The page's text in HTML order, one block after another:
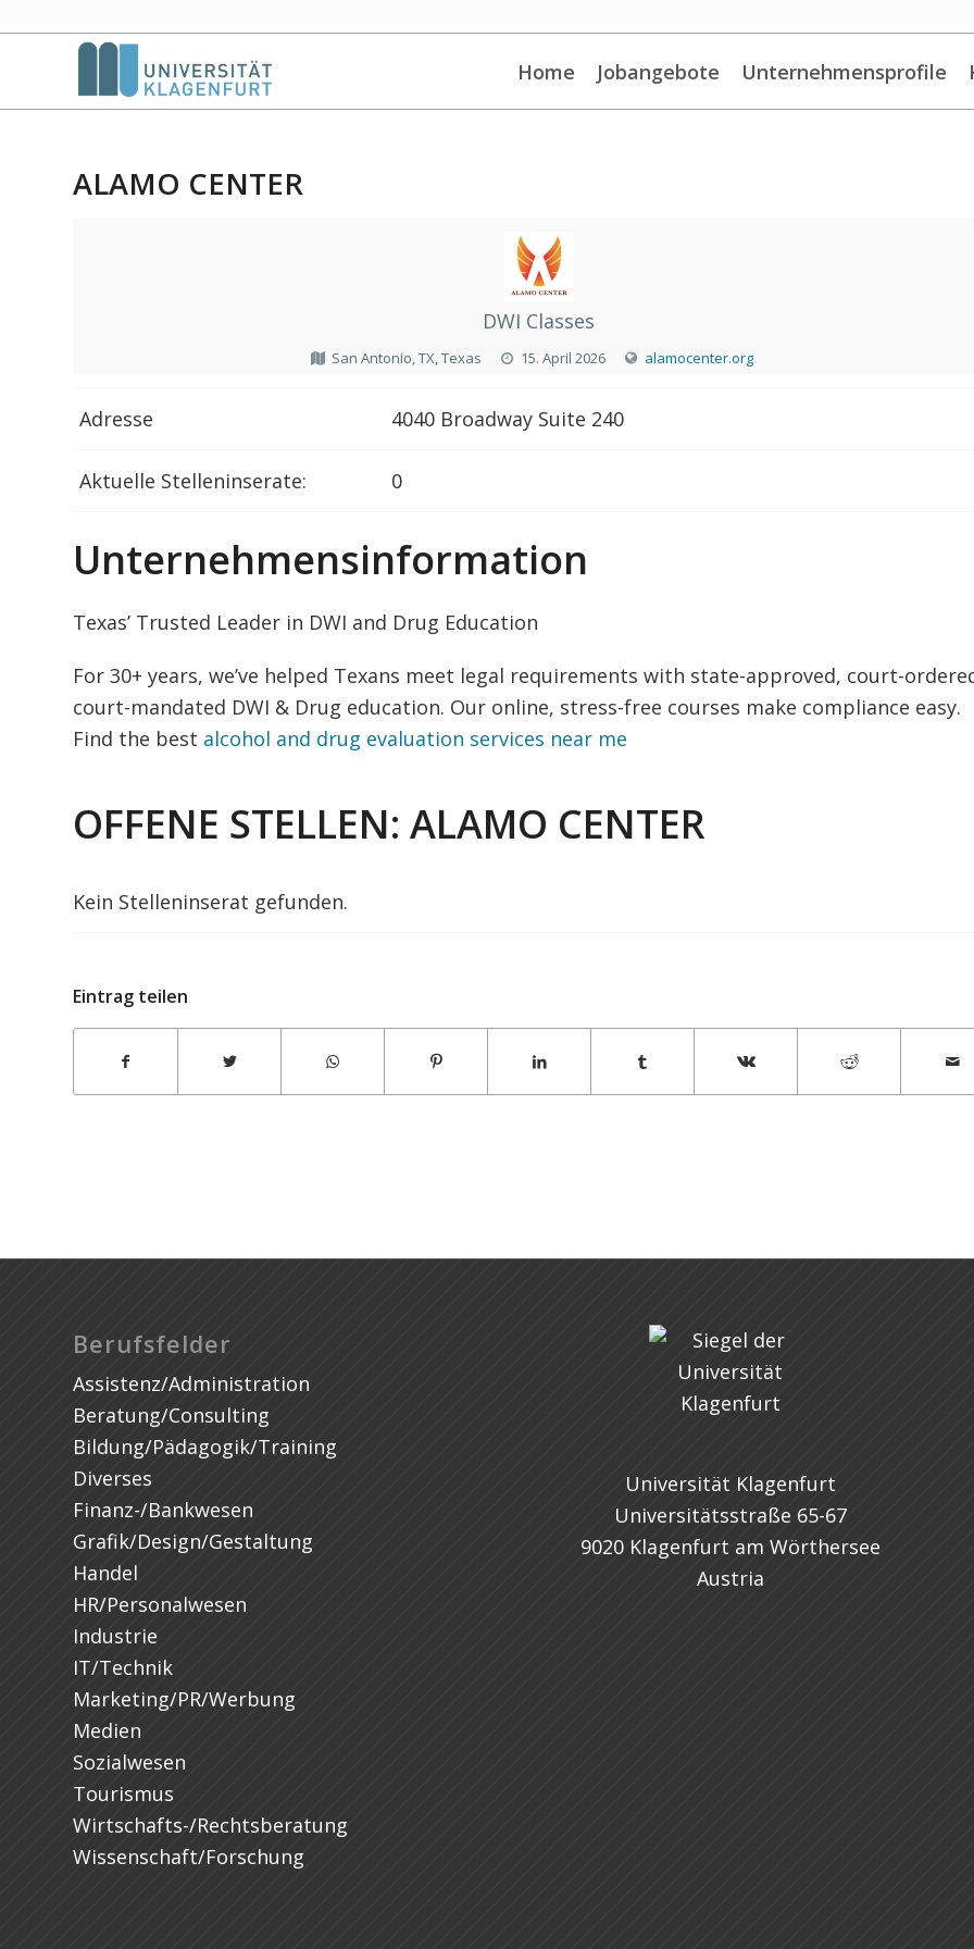
Home Jobangebote Unternehmensprofile
ALAMO CENTER
DWI Classes
San Antonio, TX, Texas 15. April 2026 alamocenter.org
Adresse 4040 Broadway Suite 240
Aktuelle Stelleninserate: 0
Unternehmensinformation
Texas’ Trusted Leader in DWI and Drug Education
For 30+ years, we’ve helped Texans meet legal requirements with state-approved, court-
court-mandated DWI & Drug education. Our online, stress-free courses make compliance easy.
Find the best alcohol and drug evaluation services near me
OFFENE STELLEN: ALAMO CENTER
Kein Stelleninserat gefunden.
Eintrag teilen
Berufsfelder
Assistenz/Administration
Beratung/Consulting
Bildung/Pädagogik/Training
Diverses
Finanz-/Bankwesen
Grafik/Design/Gestaltung
Handel
HR/Personalwesen
Industrie
IT/Technik
Marketing/PR/Werbung
Medien
Sozialwesen
Tourismus
Wirtschafts-/Rechtsberatung
Wissenschaft/Forschung
Universität Klagenfurt
Universitätsstraße 65-67
9020 Klagenfurt am Wörthersee
Austria
promptcat